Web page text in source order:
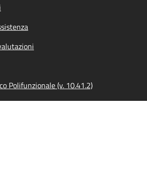
Polifunzionale (v. 10.41.2)